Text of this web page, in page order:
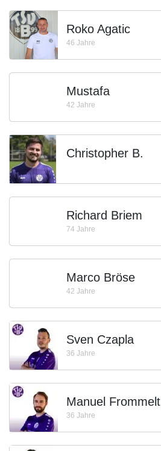
Roko Agatic
46 Jahre
Mustafa
42 Jahre
Christopher B.
Richard Briem
74 Jahre
Marco Bröse
42 Jahre
Sven Czapla
36 Jahre
Manuel Frommelt
36 Jahre